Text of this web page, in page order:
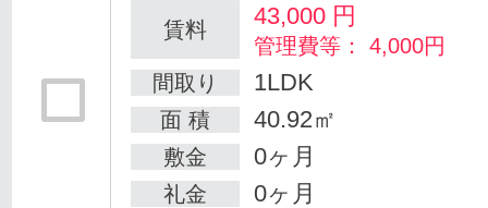
賃料 43,000 円
管理費等： 4,000円
間取り
1LDK
面 積 40.92㎡
敷金 0ヶ月
礼金 0ヶ月